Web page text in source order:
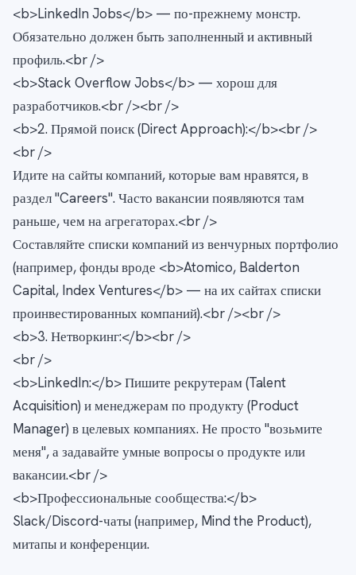
<b>LinkedIn Jobs</b> — по-прежнему монстр.
Обязательно должен быть заполненный и активный
профиль.<br />
<b>Stack Overflow Jobs</b> — хорош для
разработчиков.<br /><br />
<b>2. Прямой поиск (Direct Approach):</b><br />
<br />
Идите на сайты компаний, которые вам нравятся, в
раздел "Careers". Часто вакансии появляются там
раньше, чем на агрегаторах.<br />
Составляйте списки компаний из венчурных портфолио
(например, фонды вроде <b>Atomico, Balderton
Capital, Index Ventures</b> — на их сайтах списки
проинвестированных компаний).<br /><br />
<b>3. Нетворкинг:</b><br />
<br />
<b>LinkedIn:</b> Пишите рекрутерам (Talent
Acquisition) и менеджерам по продукту (Product
Manager) в целевых компаниях. Не просто "возьмите
меня", а задавайте умные вопросы о продукте или
вакансии.<br />
<b>Профессиональные сообщества:</b>
Slack/Discord-чаты (например, Mind the Product),
митапы и конференции.